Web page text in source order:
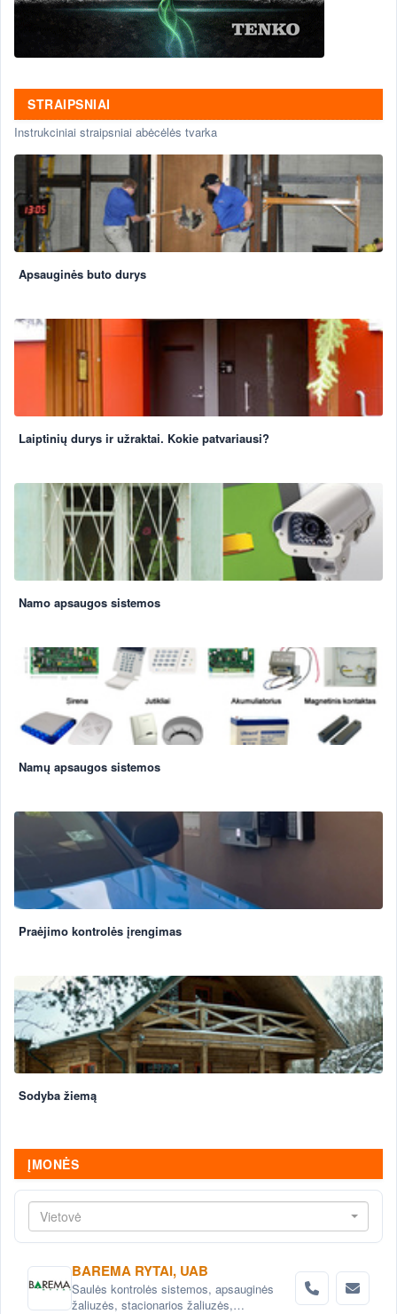
STRAIPSNIAI
Instrukciniai straipsniai abėcėlės tvarka
Apsauginės buto durys
Laiptinių durys ir užraktai. Kokie patvariausi?
Namo apsaugos sistemos
Namų apsaugos sistemos
Praėjimo kontrolės įrengimas
Sodyba žiemą
ĮMONĖS
Vietovė
BAREMA RYTAI, UAB
Saulės kontrolės sistemos, apsauginės
žaliuzės, stacionarios žaliuzės,